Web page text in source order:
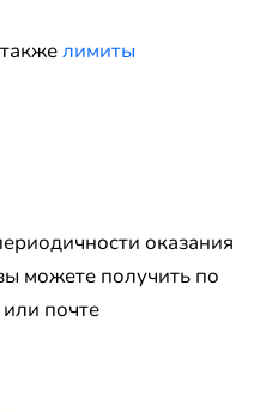
лимиты
оказания
можете получить по
или почте